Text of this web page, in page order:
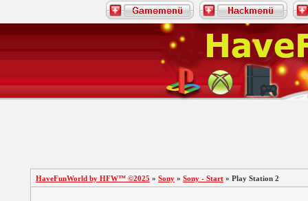
HaveFunWorld by HFW™ ©2025 » Sony » Sony - Start » Play Station 2